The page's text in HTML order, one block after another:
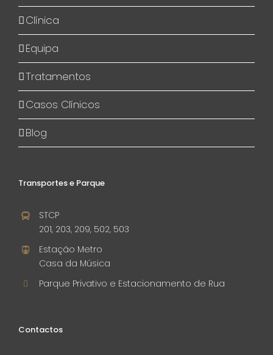
Clínica
Equipa
Tratamentos
Casos Clínicos
Blog
Transportes e Parque
STCP
201, 203, 209, 502, 503
Estação Metro
Casa da Música
Parque Privativo e Estacionamento de Rua
Contactos